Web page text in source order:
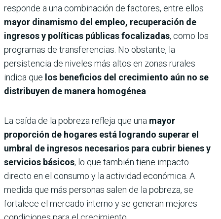
responde a una combinación de factores, entre ellos
mayor dinamismo del empleo, recuperación de
ingresos y políticas públicas focalizadas, como los
programas de transferencias. No obstante, la
persistencia de niveles más altos en zonas rurales
indica que los beneficios del crecimiento aún no se
distribuyen de manera homogénea
La caída de la pobreza refleja que una mayor
proporción de hogares está logrando superar el
umbral de ingresos necesarios para cubrir bienes y
servicios básicos, lo que también tiene impacto
directo en el consumo y la actividad económica. A
medida que más personas salen de la pobreza, se
fortalece el mercado interno y se generan mejores